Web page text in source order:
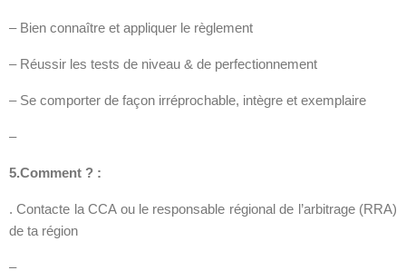
– Bien connaître et appliquer le règlement
– Réussir les tests de niveau & de perfectionnement
– Se comporter de façon irréprochable, intègre et exemplaire
–
5.Comment ? :
. Contacte la CCA ou le responsable régional de l’arbitrage (RRA)
de ta région
–